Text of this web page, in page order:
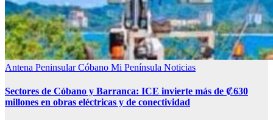
Antena PeninsularCóbano Mi Península Noticias
Sectores de Cóbano y Barranca: ICE invierte más de ₡630
millones en obras eléctricas y de conectividad